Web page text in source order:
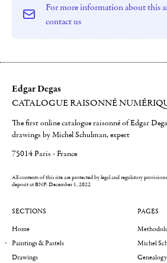
For more information about this
contact us
Edgar Degas
CATALOGUE RAISONNÉ
The first online catalogue raisonné of Edgar
drawings by Michel Schulman, expert
75014 Paris - France
All contents of this site are protected by legal and regulatory
deposit at BNF: December 1, 2022
SECTIONS
Home
Paintings & Pastels
Drawings
PAGES
Michel
Genealogy